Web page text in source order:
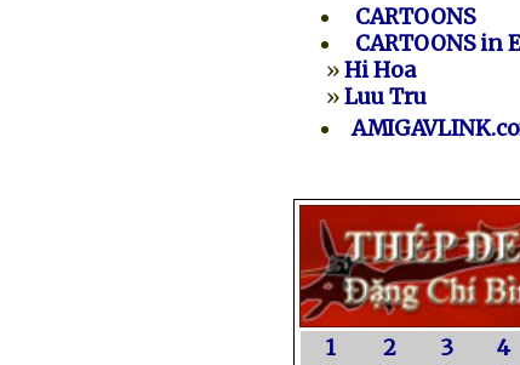
CARTOONS
CARTOONS in
»Hi Hoa
»Luu Tru
1 2 3 4